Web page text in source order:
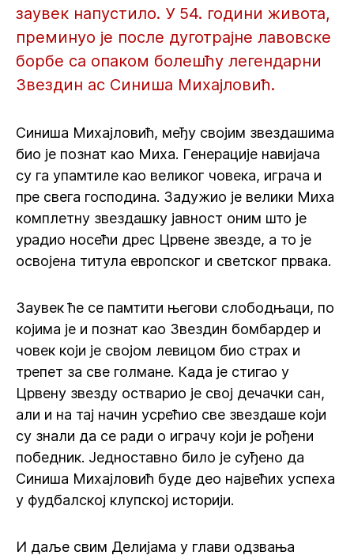
заувек напустило. У 54. години живота,
преминуо је после дуготрајне лавовске
борбе са опаком болешћу легендарни
Звездин ас Синиша Михајловић.
Синиша Михајловић, међу својим звездашима
био је познат као Миха. Генерације навијача
су га упамтиле као великог човека, играча и
пре свега господина. Задужио је велики Миха
комплетну звездашку јавност оним што је
урадио носећи дрес Црвене звезде, а то је
освојена титула европског и светског првака.
Заувек ће се памтити његови слободњаци, по
којима је и познат као Звездин бомбардер и
човек који је својом левицом био страх и
трепет за све голмане. Када је стигао у
Црвену звезду остварио је свој дечачки сан,
али и на тај начин усрећио све звездаше који
су знали да се ради о играчу који је рођени
победник. Једноставно било је суђено да
Синиша Михајловић буде део највећих успеха
у фудбалској клупској историји.
И даље свим Делијама у глави одзвања